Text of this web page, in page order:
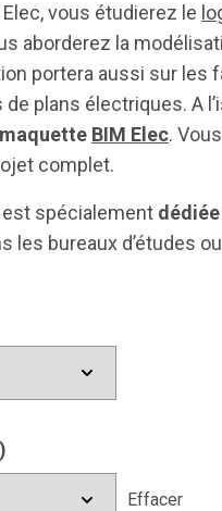
vous étudierez le
aborderez la
portera aussi sur
plans électriques. A
BIM Elec.
complet.
est spécialement
les bureaux d’études
Effacer